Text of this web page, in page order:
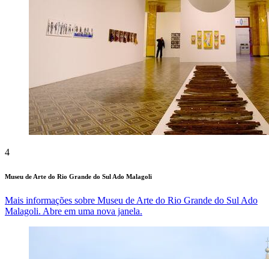
4
Museu de Arte do Rio Grande do Sul Ado Malagoli
Mais informações sobre Museu de Arte do Rio Grande do Sul Ado
Malagoli. Abre em uma nova janela.